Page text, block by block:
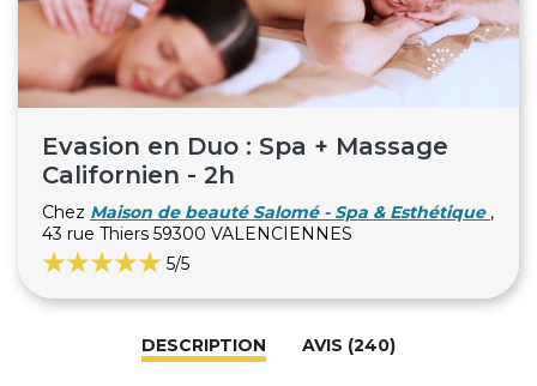
Evasion en Duo : Spa + Massage
Californien - 2h
Chez Maison de beauté Salomé - Spa & Esthétique ,
43 rue Thiers 59300 VALENCIENNES
5/5
DESCRIPTION AVIS (240)